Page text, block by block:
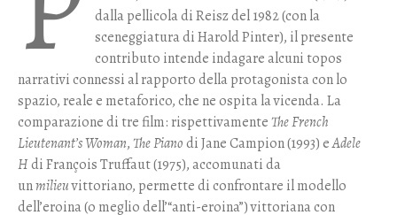
dalla pellicola di Reisz del 1982 (con la
sceneggiatura di Harold Pinter), il presente
contributo intende indagare alcuni topos
narrativi connessi al rapporto della protagonista con lo
spazio, reale e metaforico, che ne ospita la vicenda. La
comparazione di tre film: rispettivamente The French
Lieutenant’s Woman, The Pianodi Jane Campion (1993) eAdele
Hdi François Truffaut (1975), accomunati da
unmilieuvittoriano, permette di confrontare il modello
dell’eroina (o meglio dell’“anti-eroina”) vittoriana con